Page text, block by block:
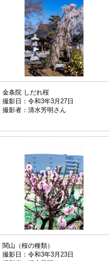
金条院 しだれ桜
撮影日：令和3年3月27日
撮影者：清水芳明さん
関山（桜の種類）
撮影日：令和3年3月23日